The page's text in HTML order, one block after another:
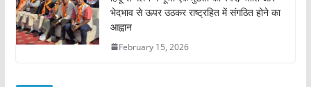
भेदभाव से ऊपर उठकर राष्ट्रहित में संगठित होने का
आह्वान
February 15, 2026